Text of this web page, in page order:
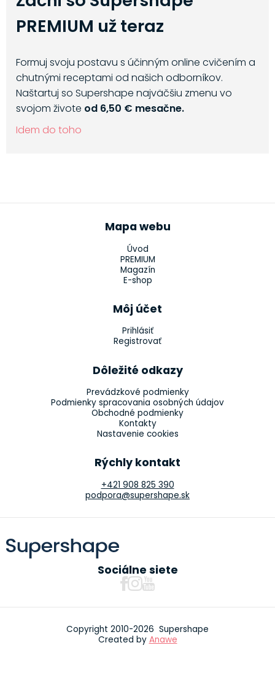
PREMIUM už teraz
Formuj svoju postavu s účinným online cvičením a
chutnými receptami od našich odborníkov.
Naštartuj so Supershape najväčšiu zmenu vo
svojom živote od 6,50 € mesačne.
Idem do toho
Mapa webu
Úvod
PREMIUM
Magazín
E-shop
Môj účet
Prihlásiť
Registrovať
Dôležité odkazy
Prevádzkové podmienky
Podmienky spracovania osobných údajov
Obchodné podmienky
Kontakty
Nastavenie cookies
Rýchly kontakt
+421 908 825 390
podpora@supershape.sk
Sociálne siete
Copyright 2010-2026 Supershape
Created by Anawe